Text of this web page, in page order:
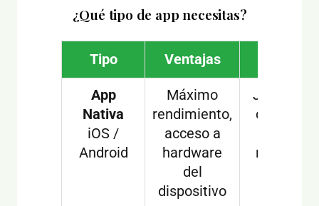
¿Qué tipo de app necesitas?
Tipo Ventajas
App
Nativa
iOS /
Android
Máximo
rendimiento,
acceso a
hardware
del
dispositivo
Juegos,
con